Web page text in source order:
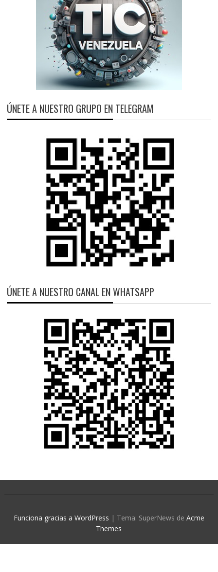
ÚNETE A NUESTRO GRUPO EN TELEGRAM
ÚNETE A NUESTRO CANAL EN WHATSAPP
Funciona gracias a WordPress | Tema: SuperNews de Acme
Themes